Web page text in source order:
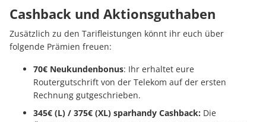
Cashback und Aktionsguthaben
Zusätzlich zu den Tarifleistungen könnt ihr euch über
folgende Prämien freuen:
70€ Neukundenbonus: Ihr erhaltet eure
Routergutschrift von der Telekom auf der ersten
Rechnung gutgeschrieben.
345€ (L) / 375€ (XL) sparhandy Cashback: Die